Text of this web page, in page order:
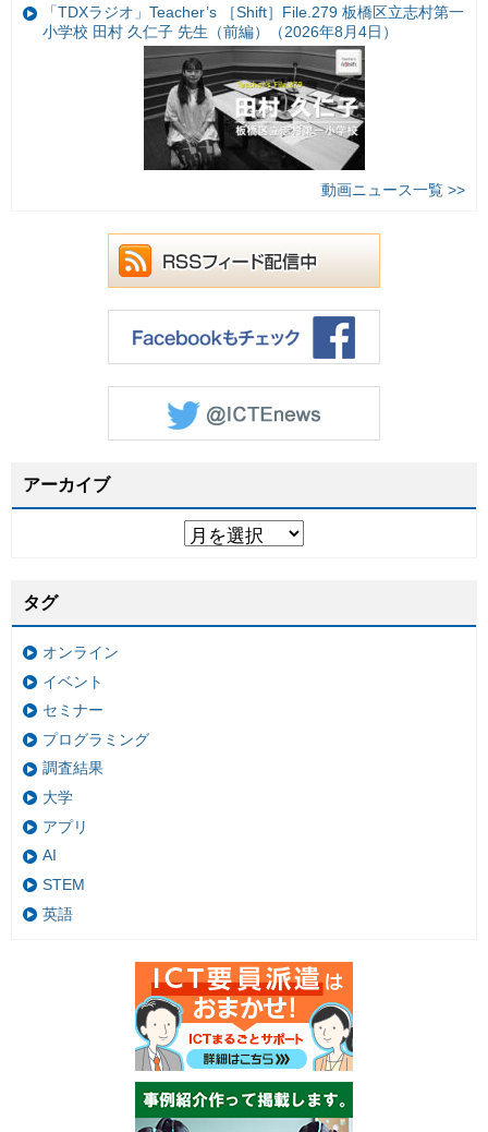
「TDXラジオ」Teacher’s ［Shift］File.279 板橋区立志村第一
小学校 田村 久仁子 先生（前編）（2026年8月4日）
動画ニュース一覧 >>
アーカイブ
タグ
オンライン
イベント
セミナー
プログラミング
調査結果
大学
アプリ
AI
STEM
英語